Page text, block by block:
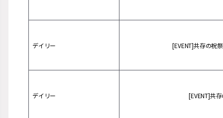
デイリー [EVENT]共存の祝
デイリー [EVENT]共